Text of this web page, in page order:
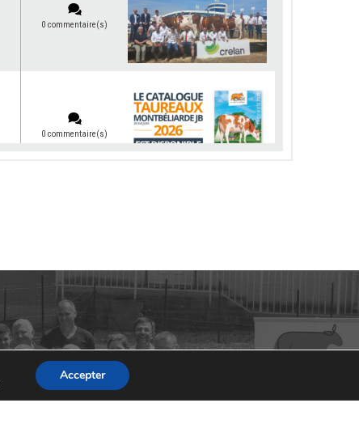
0 commentaire(s)
0 commentaire(s)
0 commentaire(s)
0 commentaire(s)
Accepter